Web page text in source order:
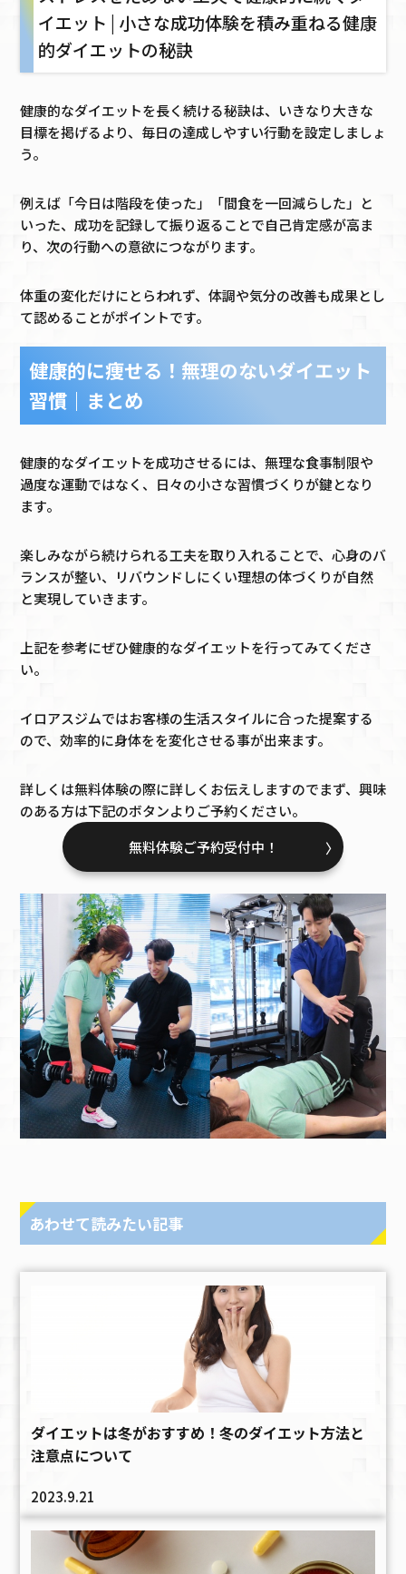
イエット | 小さな成功体験を積み重ねる健康
的ダイエットの秘訣
健康的なダイエットを長く続ける秘訣は、いきなり大きな
目標を掲げるより、毎日の達成しやすい行動を設定しましょ
う。
例えば「今日は階段を使った」「間食を一回減らした」と
いった、成功を記録して振り返ることで自己肯定感が高ま
り、次の行動への意欲につながります。
体重の変化だけにとらわれず、体調や気分の改善も成果とし
て認めることがポイントです。
健康的に痩せる！無理のないダイエット
習慣｜まとめ
健康的なダイエットを成功させるには、無理な食事制限や
過度な運動ではなく、日々の小さな習慣づくりが鍵となり
ます。
楽しみながら続けられる工夫を取り入れることで、心身のバ
ランスが整い、リバウンドしにくい理想の体づくりが自然
と実現していきます。
上記を参考にぜひ健康的なダイエットを行ってみてくださ
い。
イロアスジムではお客様の生活スタイルに合った提案する
ので、効率的に身体をを変化させる事が出来ます。
詳しくは無料体験の際に詳しくお伝えしますのでまず、興味
のある方は下記のボタンよりご予約ください。
無料体験ご予約受付中！
あわせて読みたい記事
ダイエットは冬がおすすめ！冬のダイエット方法と
注意点について
2023.9.21